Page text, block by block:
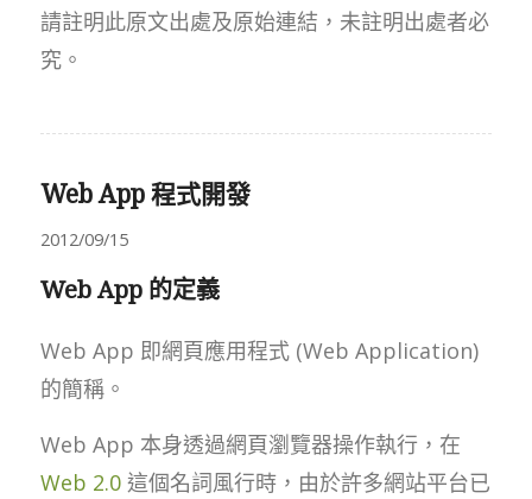
請註明此原文出處及原始連結，未註明出處者必
究。
Web App 程式開發
2012/09/15
Web App 的定義
Web App 即網頁應用程式 (Web Application)
的簡稱。
Web App 本身透過網頁瀏覽器操作執行，在
Web 2.0這個名詞風行時，由於許多網站平台已